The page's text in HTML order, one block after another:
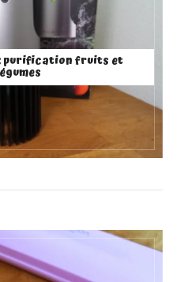
purification fruits et